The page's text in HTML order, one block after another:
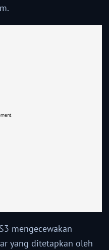
mengecewakan
yang ditetapkan oleh